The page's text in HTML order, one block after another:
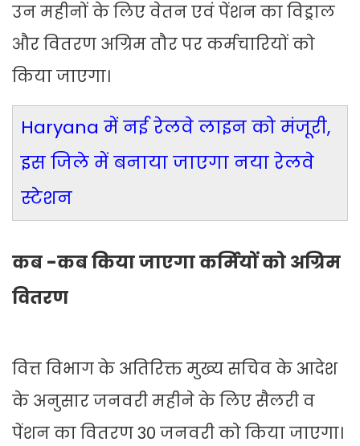
उन महीनों के लिए वेतन एवं पेंशन का विड्राल
और वितरण अग्रिम तौर पर कर्मचारियों को
किया जाएगा।
Haryana में नई रेलवे लाइन को मंजूरी,
इस जिले में बनाया जाएगा नया रेलवे
स्टेशन
कब -कब किया जाएगा कर्मियों को अग्रिम
वितरण
वित्त विभाग के अतिरिक्त मुख्य सचिव के आदेश
के अनुसार जनवरी महीने के लिए सैलरी व
पेंशन का वितरण 30 जनवरी को किया जाएगा।